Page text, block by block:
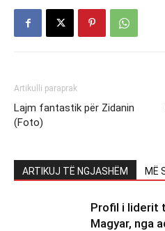
Artikulli paraprak
Lajm fantastik për Zidanin
(Foto)
ARTIKUJ TË NGJASHËM MË
Profil i liderit
Magyar, nga